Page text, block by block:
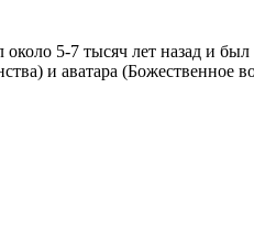
5-7 тысяч лет назад и
и аватара (Божественное